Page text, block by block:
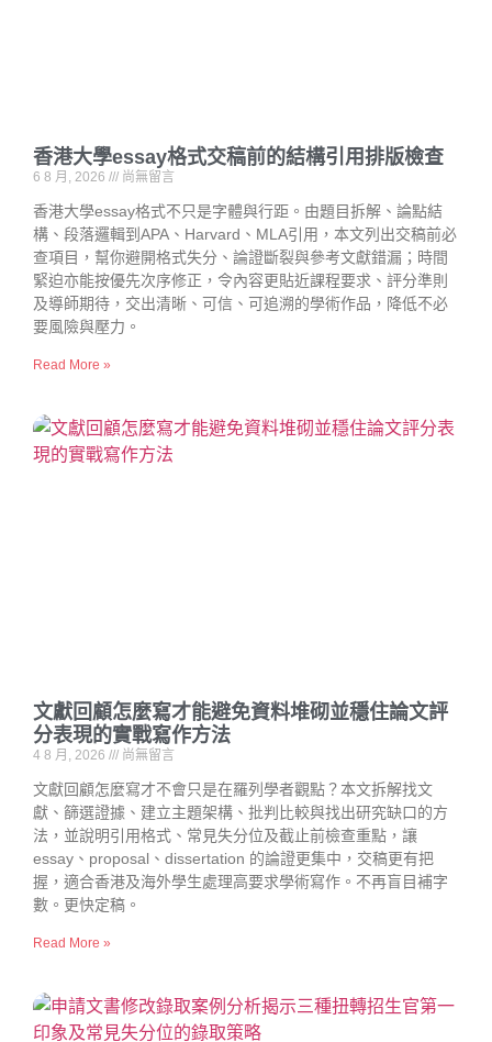
香港大學essay格式交稿前的結構引用排版檢查
6 8 月, 2026 尚無留言
香港大學essay格式不只是字體與行距。由題目拆解、論點結
構、段落邏輯到APA、Harvard、MLA引用，本文列出交稿前必
查項目，幫你避開格式失分、論證斷裂與參考文獻錯漏；時間
緊迫亦能按優先次序修正，令內容更貼近課程要求、評分準則
及導師期待，交出清晰、可信、可追溯的學術作品，降低不必
要風險與壓力。
Read More »
文獻回顧怎麼寫才能避免資料堆砌並穩住論文評
分表現的實戰寫作方法
4 8 月, 2026 尚無留言
文獻回顧怎麼寫才不會只是在羅列學者觀點？本文拆解找文
獻、篩選證據、建立主題架構、批判比較與找出研究缺口的方
法，並說明引用格式、常見失分位及截止前檢查重點，讓
essay、proposal、dissertation 的論證更集中，交稿更有把
握，適合香港及海外學生處理高要求學術寫作。不再盲目補字
數。更快定稿。
Read More »